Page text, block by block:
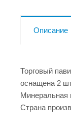
Описание
Торговый
оснащена 2
Минеральная
Страна